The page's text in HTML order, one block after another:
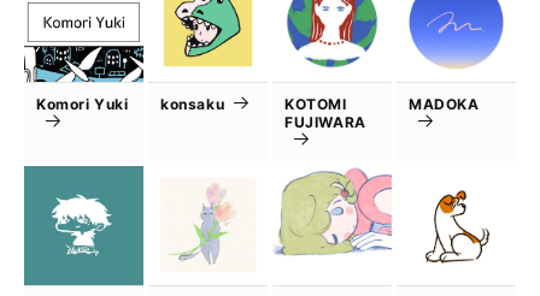
Komori Yuki konsaku
KOTOMI
FUJIWARA
MADOKA